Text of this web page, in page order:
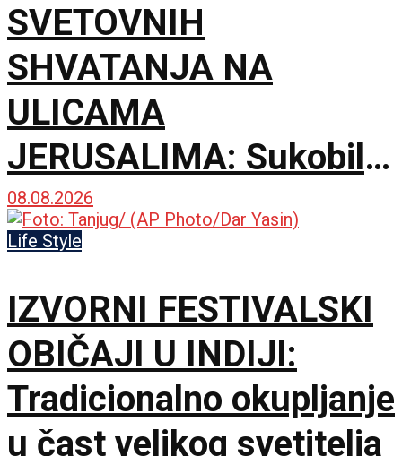
SVETOVNIH
SHVATANJA NA
ULICAMA
JERUSALIMA: Sukobili
se ultraortodoksni
demonstranti, građani i
policija zbog rada kafića
subotom
08.08.2026
Life Style
IZVORNI FESTIVALSKI
OBIČAJI U INDIJI:
Tradicionalno okupljanje
u čast velikog svetitelja